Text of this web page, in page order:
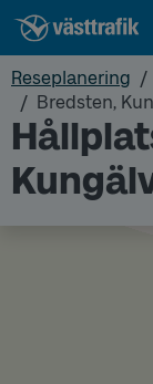
Reseplanering
Bredsten,